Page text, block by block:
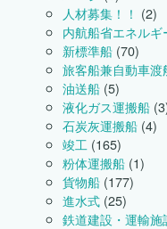
人材募集！！ (2)
内航船省エネル
新標準船 (70)
旅客船兼自動車渡
油送船 (5)
液化ガス運搬船
石炭灰運搬船 (4)
竣工 (165)
粉体運搬船 (1)
貨物船 (177)
進水式 (25)
鉄道建設・運輸